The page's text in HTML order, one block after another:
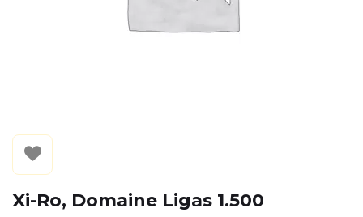
Xi-Ro, Domaine Ligas 1.500